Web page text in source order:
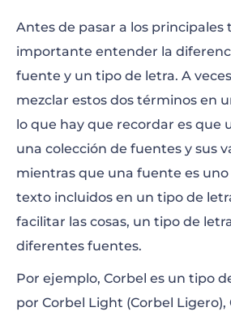
Antes de pasar a los principales
importante entender la
fuente y un tipo de letra. A
mezclar estos dos términos en
lo que hay que recordar es que
una colección de fuentes y sus
mientras que una fuente es uno
texto incluidos en un tipo de
facilitar las cosas, un tipo de
diferentes fuentes.
Por ejemplo, Corbel es un tipo
por Corbel Light (Corbel